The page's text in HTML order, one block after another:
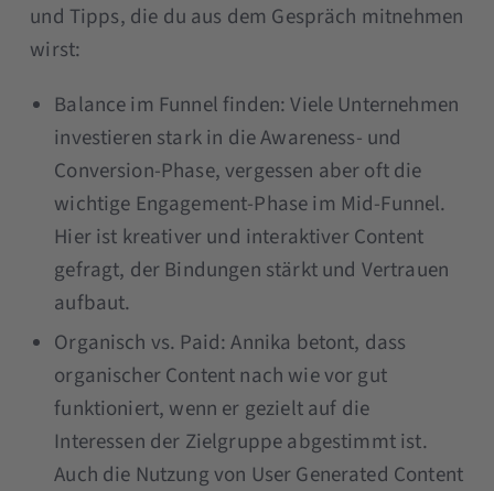
und Tipps, die du aus dem Gespräch mitnehmen
wirst:
Balance im Funnel finden: Viele Unternehmen
investieren stark in die Awareness- und
Conversion-Phase, vergessen aber oft die
wichtige Engagement-Phase im Mid-Funnel.
Hier ist kreativer und interaktiver Content
gefragt, der Bindungen stärkt und Vertrauen
aufbaut.
Organisch vs. Paid: Annika betont, dass
organischer Content nach wie vor gut
funktioniert, wenn er gezielt auf die
Interessen der Zielgruppe abgestimmt ist.
Auch die Nutzung von User Generated Content